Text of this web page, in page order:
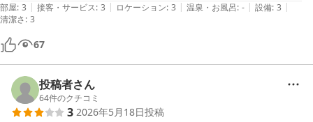
いて食事をゆっくり楽しめました。古いホテルでしたが立地条件的にす
ごく便利なところにありコンビニも隣にあります。料金も比較的安かっ
たのでそういう意味で満足ですが、ホテルそのものに取り立てて評価す
るようなところはない印象です。部屋にオットマン付のソファが一つ備
え付けられてましたが、ゆったりくつろげてありがたかったです。
部屋: 3 | 接客・サービス: 3 | ロケーション: 3 | 温泉・お風呂: - | 設備: 3 |
清潔さ: 3
67
投稿者さん
64件のクチコミ
3 2026年5月18日投稿